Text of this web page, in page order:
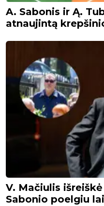
A. Sabonis ir Ą.
atnaujintą
V. Mačiulis
Sabonio poelgiu